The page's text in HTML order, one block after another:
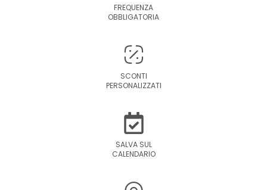
FREQUENZA
OBBLIGATORIA
SCONTI
PERSONALIZZATI
SALVA SUL
CALENDARIO